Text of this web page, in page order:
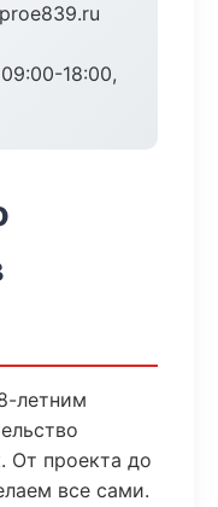
18:00,
летним
От проекта до
все сами.